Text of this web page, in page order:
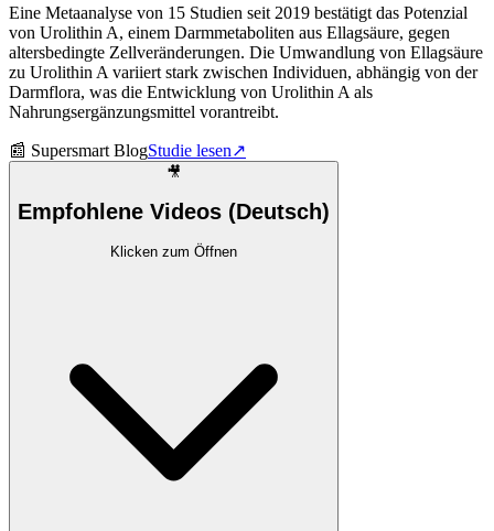
Eine Metaanalyse von 15 Studien seit 2019 bestätigt das Potenzial
von Urolithin A, einem Darmmetaboliten aus Ellagsäure, gegen
altersbedingte Zellveränderungen. Die Umwandlung von Ellagsäure
zu Urolithin A variiert stark zwischen Individuen, abhängig von der
Darmflora, was die Entwicklung von Urolithin A als
Nahrungsergänzungsmittel vorantreibt.
📰 Supersmart BlogStudie lesen↗
🎥
Empfohlene Videos (Deutsch)
Klicken zum Öffnen